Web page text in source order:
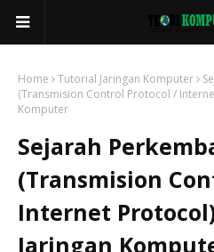
Home Tutorial Jaringan Komputer
(Transmision Control Protocol /
Komputer
Sejarah
(Transmision
Internet
Jaringan